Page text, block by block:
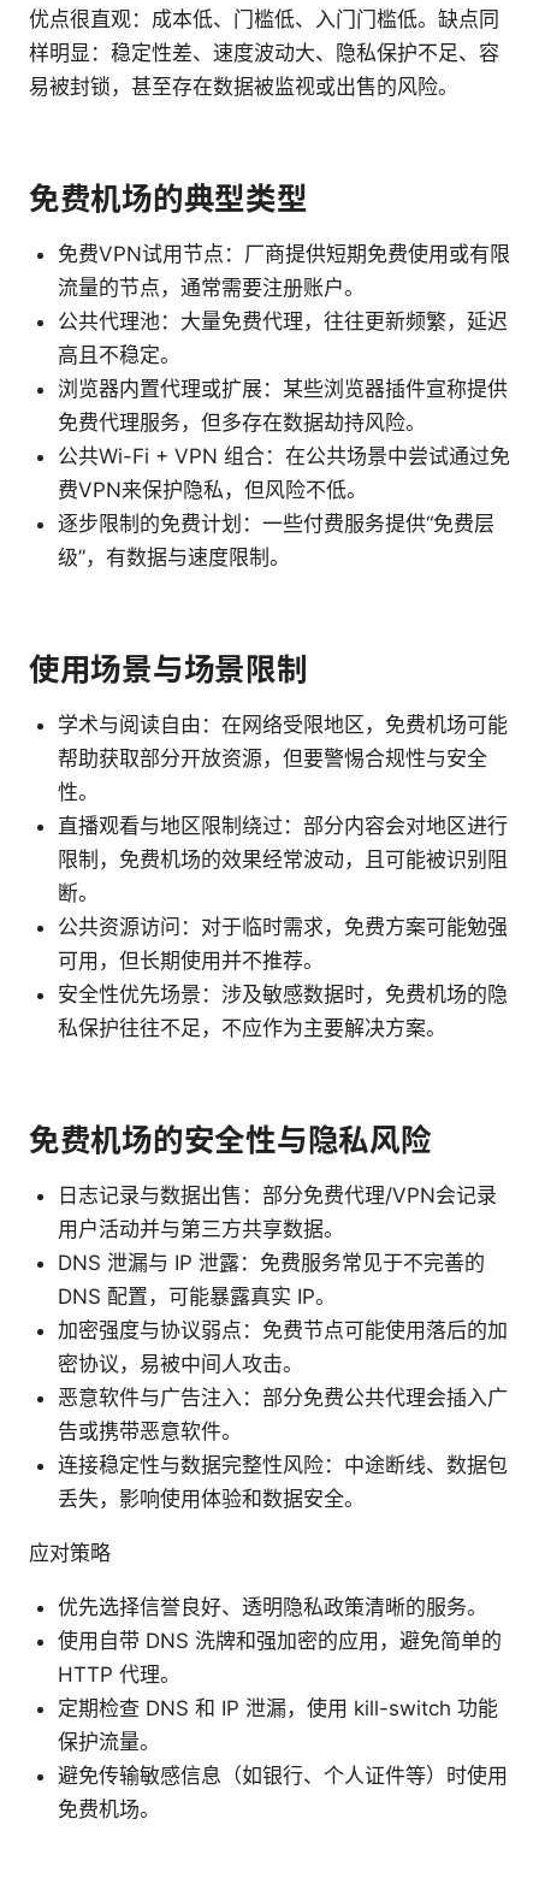
优点很直观：成本低、门槛低、入门门槛低。缺点同
样明显：稳定性差、速度波动大、隐私保护不足、容
易被封锁，甚至存在数据被监视或出售的风险。
免费机场的典型类型
免费VPN试用节点：厂商提供短期免费使用或有限
流量的节点，通常需要注册账户。
公共代理池：大量免费代理，往往更新频繁，延迟
高且不稳定。
浏览器内置代理或扩展：某些浏览器插件宣称提供
免费代理服务，但多存在数据劫持风险。
公共Wi-Fi + VPN 组合：在公共场景中尝试通过免
费VPN来保护隐私，但风险不低。
逐步限制的免费计划：一些付费服务提供“免费层
级”，有数据与速度限制。
使用场景与场景限制
学术与阅读自由：在网络受限地区，免费机场可能
帮助获取部分开放资源，但要警惕合规性与安全
性。
直播观看与地区限制绕过：部分内容会对地区进行
限制，免费机场的效果经常波动，且可能被识别阻
断。
公共资源访问：对于临时需求，免费方案可能勉强
可用，但长期使用并不推荐。
安全性优先场景：涉及敏感数据时，免费机场的隐
私保护往往不足，不应作为主要解决方案。
免费机场的安全性与隐私风险
日志记录与数据出售：部分免费代理/VPN会记录
用户活动并与第三方共享数据。
DNS 泄漏与 IP 泄露：免费服务常见于不完善的
DNS 配置，可能暴露真实 IP。
加密强度与协议弱点：免费节点可能使用落后的加
密协议，易被中间人攻击。
恶意软件与广告注入：部分免费公共代理会插入广
告或携带恶意软件。
连接稳定性与数据完整性风险：中途断线、数据包
丢失，影响使用体验和数据安全。
应对策略
优先选择信誉良好、透明隐私政策清晰的服务。
使用自带 DNS 洗牌和强加密的应用，避免简单的
HTTP 代理。
定期检查 DNS 和 IP 泄漏，使用 kill-switch 功能
保护流量。
避免传输敏感信息（如银行、个人证件等）时使用
免费机场。